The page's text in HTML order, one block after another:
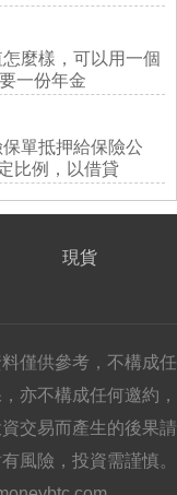
麼樣，可以用一個
一份年金
單抵押給保險公
比例，以借貸
現貨
僅供參考，不構成任
亦不構成任何邀約，
交易而產生的後果請
風險，投資需謹慎。